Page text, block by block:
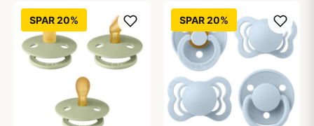
SPAR 20% SPAR 20%